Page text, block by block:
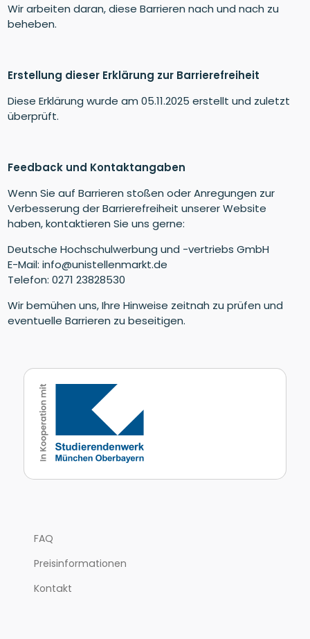
Wir arbeiten daran, diese Barrieren nach und nach zu
beheben.
Erstellung dieser Erklärung zur Barrierefreiheit
Diese Erklärung wurde am 05.11.2025 erstellt und zuletzt
überprüft.
Feedback und Kontaktangaben
Wenn Sie auf Barrieren stoßen oder Anregungen zur
Verbesserung der Barrierefreiheit unserer Website
haben, kontaktieren Sie uns gerne:
Deutsche Hochschulwerbung und -vertriebs GmbH
E-Mail: info@unistellenmarkt.de
Telefon: 0271 23828530
Wir bemühen uns, Ihre Hinweise zeitnah zu prüfen und
eventuelle Barrieren zu beseitigen.
FAQ
Preisinformationen
Kontakt